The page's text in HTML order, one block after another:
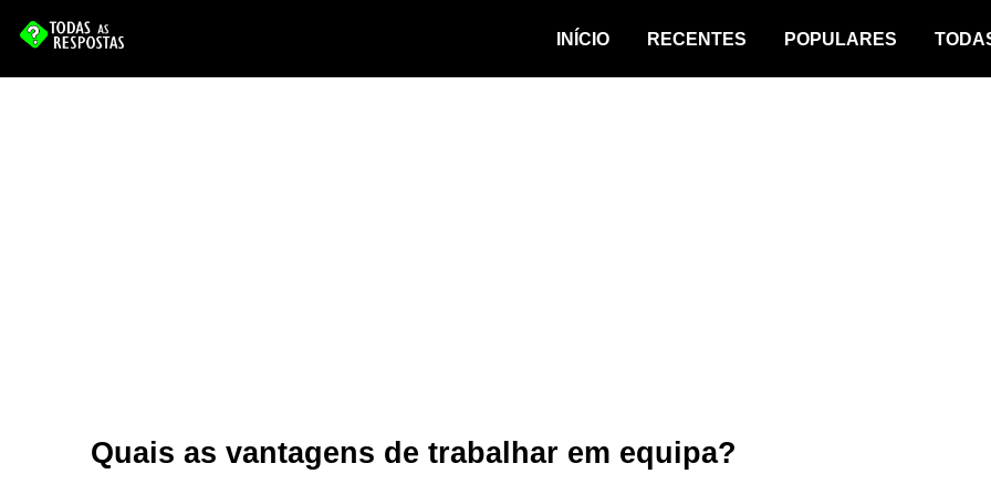
INÍCIO RECENTES POPULARES
Quais as vantagens de trabalhar em equipa?